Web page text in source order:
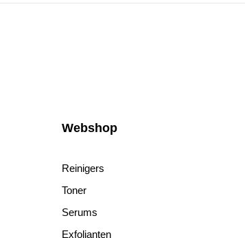
Webshop
Reinigers
Toner
Serums
Exfolianten